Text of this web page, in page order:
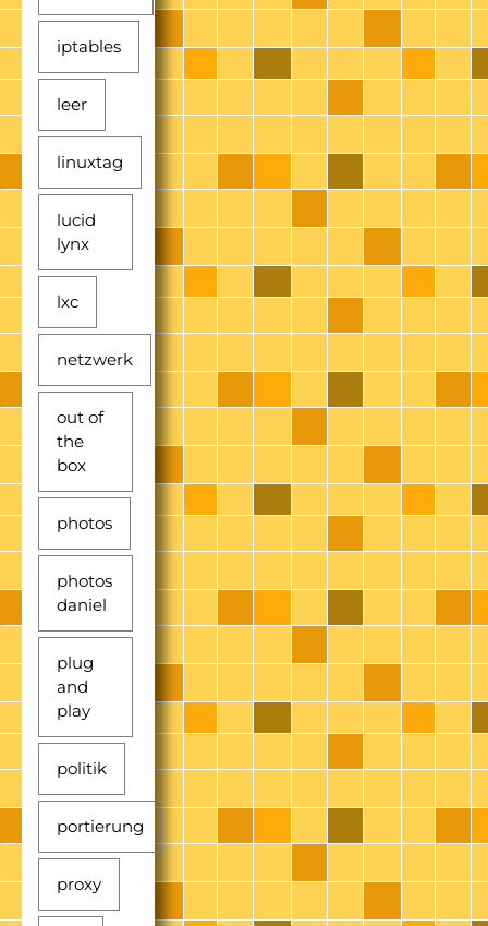
iptables
leer
linuxtag
lucid
lynx
lxc
netzwerk
out of
the
box
photos
photos
daniel
plug
and
play
politik
portierung
proxy